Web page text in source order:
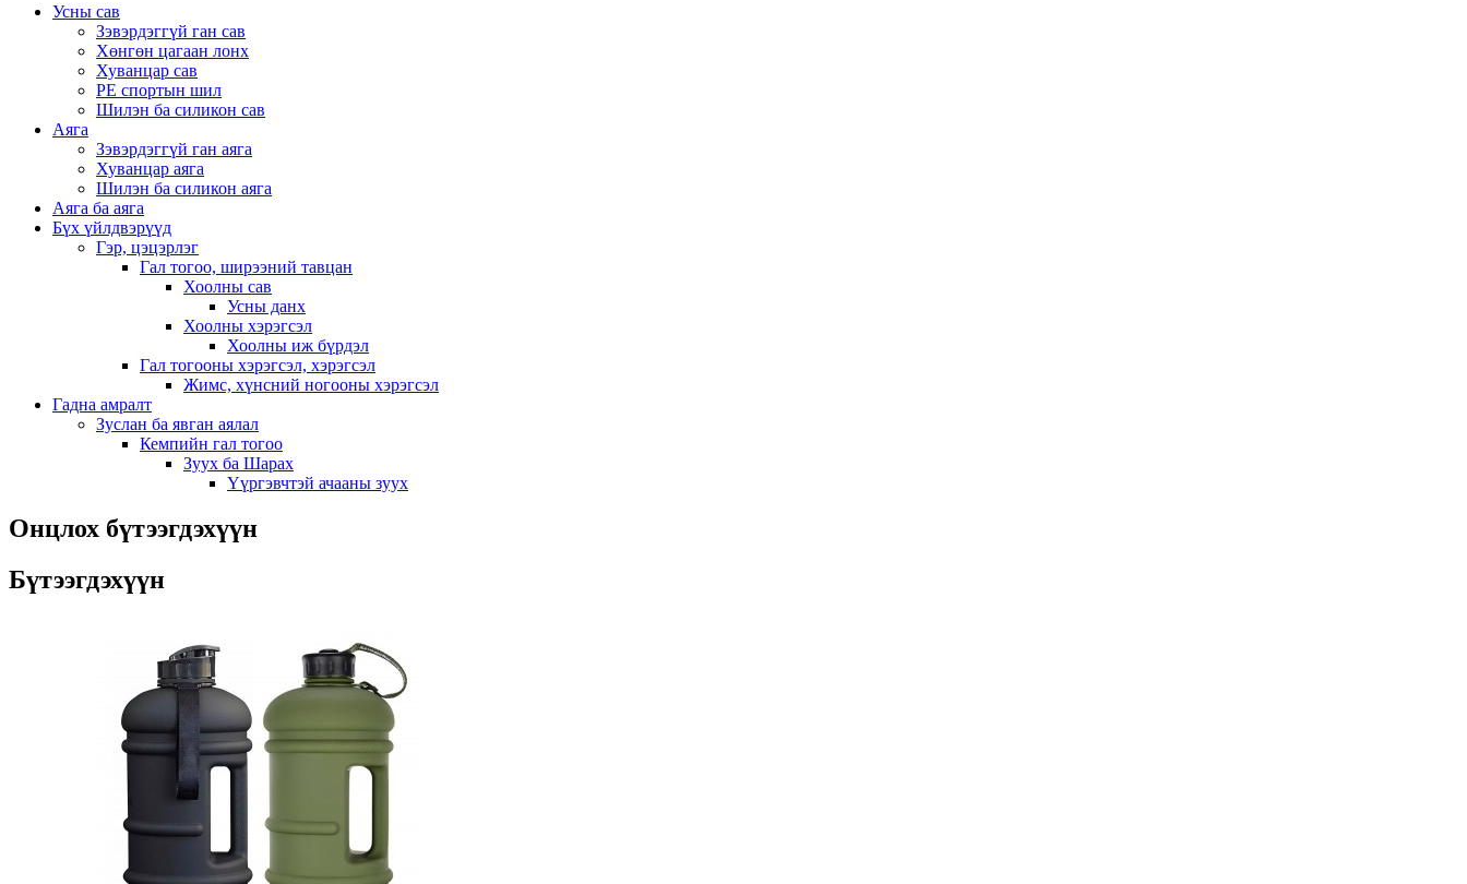
Усны сав
Зэвэрдэггүй ган сав
Хөнгөн цагаан лонх
Хуванцар сав
PE спортын шил
Шилэн ба силикон сав
Аяга
Зэвэрдэггүй ган аяга
Хуванцар аяга
Шилэн ба силикон аяга
Аяга ба аяга
Бүх үйлдвэрүүд
Гэр, цэцэрлэг
Гал тогоо, ширээний тавцан
Хоолны сав
Усны данх
Хоолны хэрэгсэл
Хоолны иж бүрдэл
Гал тогооны хэрэгсэл, хэрэгсэл
Жимс, хүнсний ногооны хэрэгсэл
Гадна амралт
Зуслан ба явган аялал
Кемпийн гал тогоо
Зуух ба Шарах
Үүргэвчтэй ачааны зуух
Онцлох бүтээгдэхүүн
Бүтээгдэхүүн